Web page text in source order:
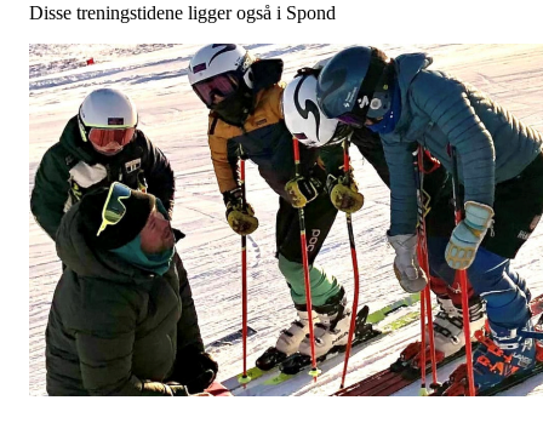
Disse treningstidene ligger også i Spond